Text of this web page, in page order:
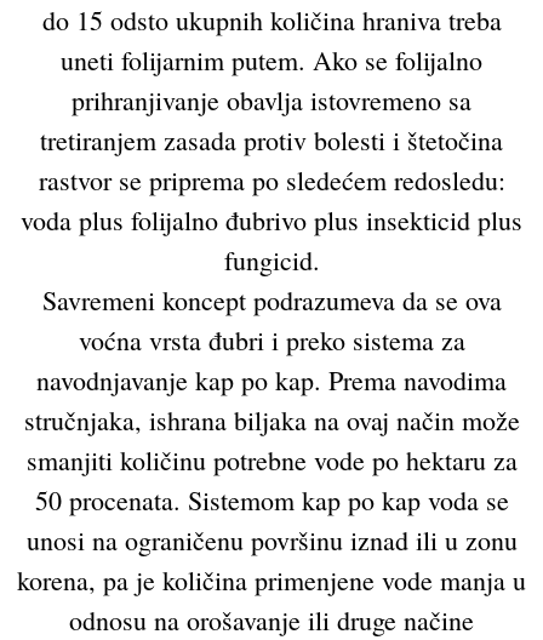
do 15 odsto ukupnih količina hraniva treba
uneti folijarnim putem. Ako se folijalno
prihranjivanje obavlja istovremeno sa
tretiranjem zasada protiv bolesti i štetočina
rastvor se priprema po sledećem redosledu:
voda plus folijalno đubrivo plus insekticid plus
fungicid.
Savremeni koncept podrazumeva da se ova
voćna vrsta đubri i preko sistema za
navodnjavanje kap po kap. Prema navodima
stručnjaka, ishrana biljaka na ovaj način može
smanjiti količinu potrebne vode po hektaru za
50 procenata. Sistemom kap po kap voda se
unosi na ograničenu površinu iznad ili u zonu
korena, pa je količina primenjene vode manja u
odnosu na orošavanje ili druge načine